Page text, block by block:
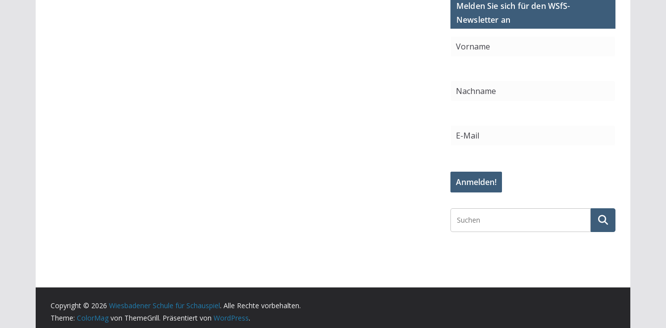
Melden Sie sich für den WSfS-
Newsletter an
Copyright © 2026 Wiesbadener Schule für Schauspiel. Alle Rechte vorbehalten.
Theme: ColorMag von ThemeGrill. Präsentiert von WordPress.